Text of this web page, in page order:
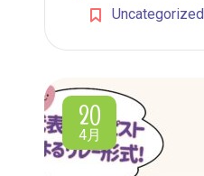
Uncategorized
20
4月